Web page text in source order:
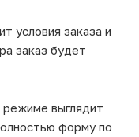
условия заказа и
заказ будет
выглядит
форму по